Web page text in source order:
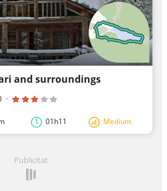
and surroundings
·
01h11 Medium
Publicitat